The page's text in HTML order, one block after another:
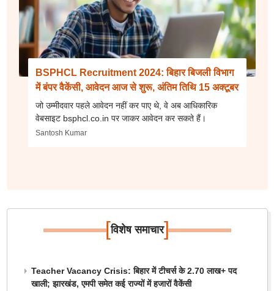
BSPHCL Recruitment 2024: बिहार बिजली विभाग
में बंपर वैकेंसी, आवेदन आज से शुरू, अंतिम तिथि 15 अक्टूबर
जो उम्मीदवार पहले आवेदन नहीं कर पाए थे, वे अब आधिकारिक
वेबसाइट bsphcl.co.in पर जाकर आवेदन कर सकते हैं।
Santosh Kumar
[विशेष समाचार]
Teacher Vacancy Crisis: बिहार में टीचर्स के 2.70 लाख+ पद
खाली; झारखंड, एमपी समेत कई राज्यों में हजारों वैकेंसी